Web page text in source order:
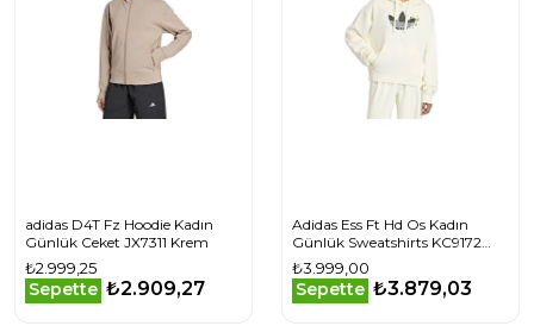
adidas D4T Fz Hoodie Kadın
Günlük Ceket JX7311 Krem
₺2.999,25
Sepette ₺2.909,27
Adidas Ess Ft Hd Os Kadın
Günlük Sweatshirts KC9172
Beyaz
₺3.999,00
Sepette ₺3.879,03